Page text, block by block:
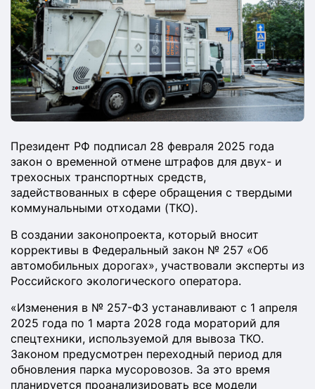
Президент РФ подписал 28 февраля 2025 года
закон о временной отмене штрафов для двух- и
трехосных транспортных средств,
задействованных в сфере обращения с твердыми
коммунальными отходами (ТКО).
В создании законопроекта, который вносит
коррективы в Федеральный закон № 257 «Об
автомобильных дорогах», участвовали эксперты из
Российского экологического оператора.
«Изменения в № 257-ФЗ устанавливают с 1 апреля
2025 года по 1 марта 2028 года мораторий для
спецтехники, используемой для вывоза ТКО.
Законом предусмотрен переходный период для
обновления парка мусоровозов. За это время
планируется проанализировать все модели